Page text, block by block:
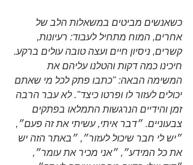
כשאנשים מביטים במשאלות הלב של
אחרים, המוח מתחיל לעבוד: רעיונות,
קשרים, ניסיון חיים ועצה טובה עולים ברקע.
חיכינו כמה דקות והטלנו עליהם את
המשימה הבאה: "כתבו פתק לכל מי שאתם
יכולים לעזור לו ופרטו כיצד". לא עבר הרבה
זמן והידיים הנרגשות התמלאו בפתקים
צבעוניים. ״דבר איתי, עשיתי את זה פעם״,
״יש לי חבר שיכול לעזור״, ״באתר הזה יש
את כל המידע״, ״אני מכיר את עומר״,